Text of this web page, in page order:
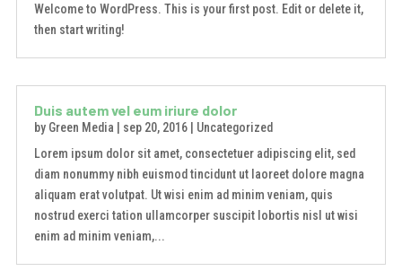
Welcome to WordPress. This is your first post. Edit or delete it,
then start writing!
Duis autem vel eum iriure dolor
by Green Media sep 20, 2016| Uncategorized
Lorem ipsum dolor sit amet, consectetuer adipiscing elit, sed
diam nonummy nibh euismod tincidunt ut laoreet dolore magna
aliquam erat volutpat. Ut wisi enim ad minim veniam, quis
nostrud exerci tation ullamcorper suscipit lobortis nisl ut wisi
enim ad minim veniam,...